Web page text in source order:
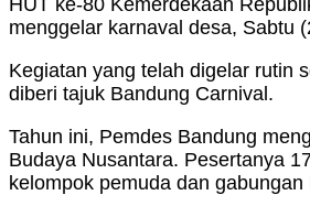
HUT ke-80 Kemerdekaan
menggelar karnaval desa, Sabtu
Kegiatan yang telah digelar rutin
diberi tajuk Bandung Carnival.
Tahun ini, Pemdes Bandung
Budaya Nusantara. Pesertanya
kelompok pemuda dan gabungan